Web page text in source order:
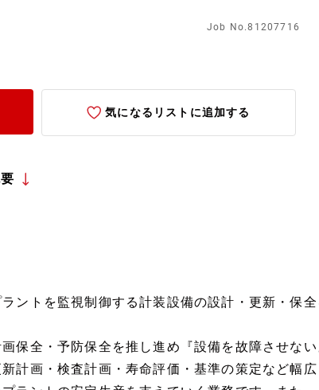
Job No.81207716
気になるリストに追加する
ントを監視制御する計装設備の設計・更新・保全
保全・予防保全を推し進め『設備を故障させな
計画・検査計画・寿命評価・基準の策定など幅